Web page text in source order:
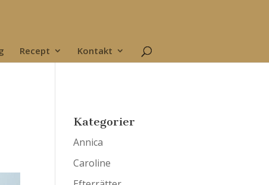
Recept Kontakt
Kategorier
Annica
Caroline